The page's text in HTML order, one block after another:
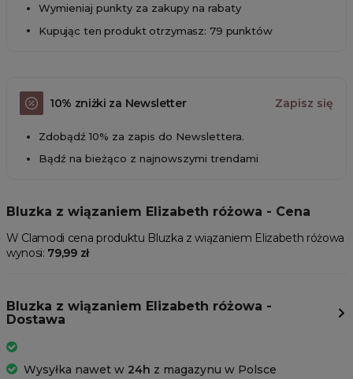
Wymieniaj punkty za zakupy na rabaty
Kupując ten produkt otrzymasz: 79 punktów
10% zniżki za Newsletter Zapisz się
Zdobądź 10% za zapis do Newslettera.
Bądź na bieżąco z najnowszymi trendami
Bluzka z wiązaniem Elizabeth różowa - Cena
W Clamodi cena produktu Bluzka z wiązaniem Elizabeth różowa
wynosi: 79,99 zł
Bluzka z wiązaniem Elizabeth różowa -
Dostawa
Wysyłka nawet w 24h z magazynu w Polsce